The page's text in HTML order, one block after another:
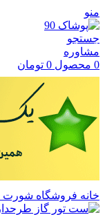
منو
جستجو
مشاوره
0 محصول 0 تومان
خانه فروشگاه شورت